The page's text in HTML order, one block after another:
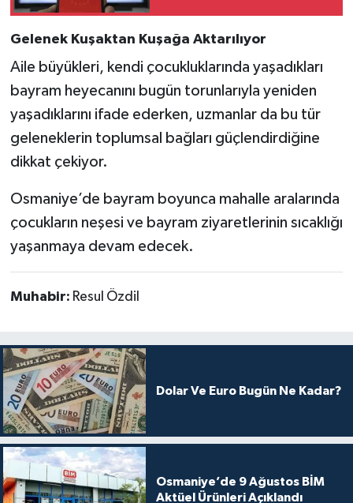
Gelenek Kuşaktan Kuşağa Aktarılıyor
Aile büyükleri, kendi çocukluklarında yaşadıkları
bayram heyecanını bugün torunlarıyla yeniden
yaşadıklarını ifade ederken, uzmanlar da bu tür
geleneklerin toplumsal bağları güçlendirdiğine
dikkat çekiyor.
Osmaniye’de bayram boyunca mahalle aralarında
çocukların neşesi ve bayram ziyaretlerinin sıcaklığı
yaşanmaya devam edecek.
Muhabir: Resul Özdil
Dolar Ve Euro Bugün Ne Kadar?
Osmaniye’de 9 Ağustos BİM
Aktüel Ürünleri Açıklandı